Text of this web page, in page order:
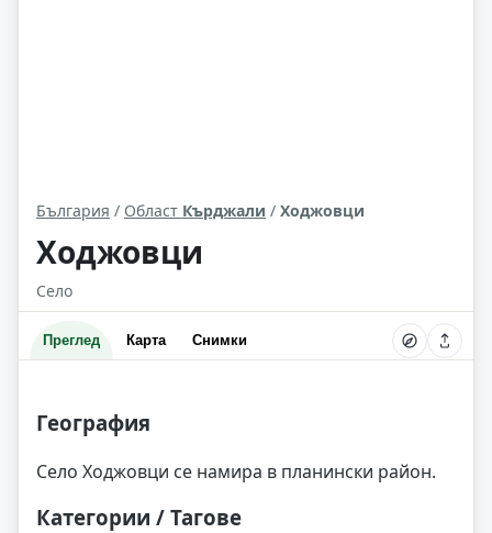
България / Област Кърджали / Ходжовци
Ходжовци
Село
Преглед Карта Снимки
География
Село Ходжовци се намира в планински район.
Категории / Тагове